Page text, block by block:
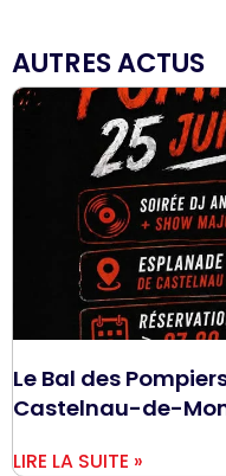
AUTRES ACTUS
Le Bal des
Castelnau-de-
LIRE LA SUITE »